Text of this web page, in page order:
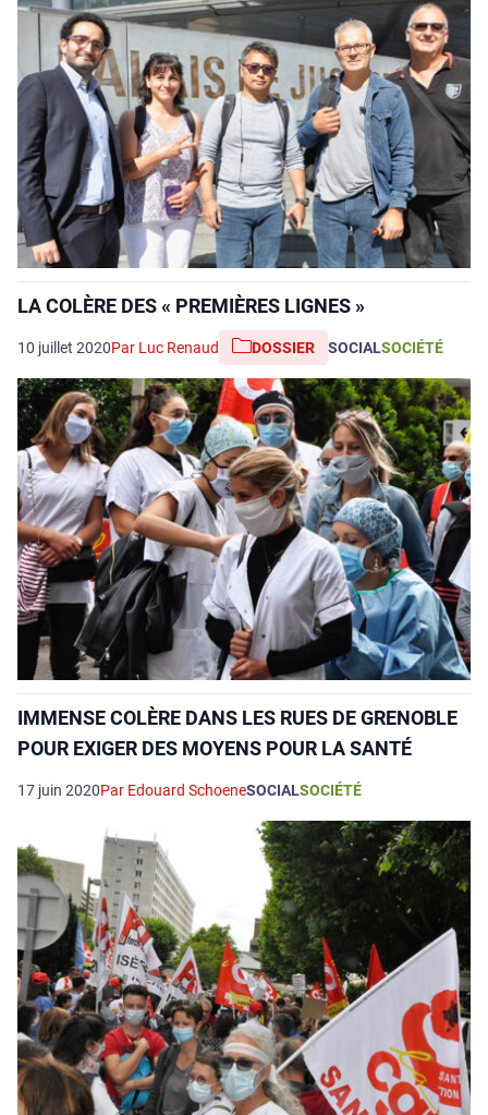
LA COLÈRE DES « PREMIÈRES LIGNES »
10 juillet 2020Par Luc Renaud DOSSIER SOCIALSOCIÉTÉ
IMMENSE COLÈRE DANS LES RUES DE GRENOBLE
POUR EXIGER DES MOYENS POUR LA SANTÉ
17 juin 2020Par Edouard SchoeneSOCIALSOCIÉTÉ